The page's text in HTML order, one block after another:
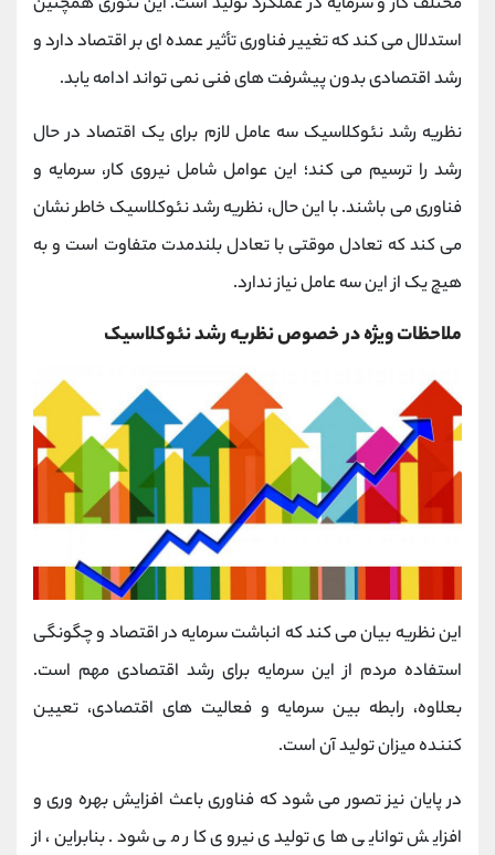
استدلال می کند که تغییر فناوری تأثیر عمده ای بر اقتصاد دارد و
رشد اقتصادی بدون پیشرفت های فنی نمی تواند ادامه یابد.
نظریه رشد نئوکلاسیک سه عامل لازم برای یک اقتصاد در حال
رشد را ترسیم می کند؛ این عوامل شامل نیروی کار، سرمایه و
فناوری می باشند. با این حال، نظریه رشد نئوکلاسیک خاطر نشان
می کند که تعادل موقتی با تعادل بلندمدت متفاوت است و به
هیچ یک از این سه عامل نیاز ندارد.
ملاحظات ویژه در خصوص نظریه رشد نئوکلاسیک
این نظریه بیان می کند که انباشت سرمایه در اقتصاد و چگونگی
استفاده مردم از این سرمایه برای رشد اقتصادی مهم است.
بعلاوه، رابطه بین سرمایه و فعالیت های اقتصادی، تعیین
کننده میزان تولید آن است.
در پایان نیز تصور می شود که فناوری باعث افزایش بهره وری و
افزایش توانایی های تولیدی نیروی کار می شود. بنابراین، از